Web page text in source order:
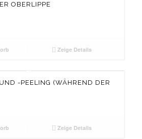
OBERLIPPE
Zeige Details
-PEELING (WÄHREND DER
Zeige Details